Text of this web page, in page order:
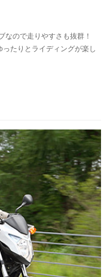
なので走りやすさも抜群！
たりとライディングが楽し